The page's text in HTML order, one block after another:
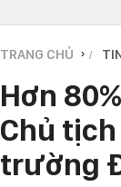
TRANG CHỦ ›
Hơn
Chủ
trường